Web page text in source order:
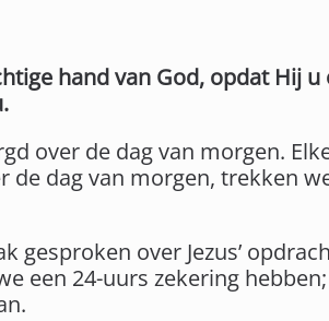
hand van God, opdat Hij
over de dag van morgen.
de dag van morgen, trekken
gesproken over Jezus’
een 24-uurs zekering